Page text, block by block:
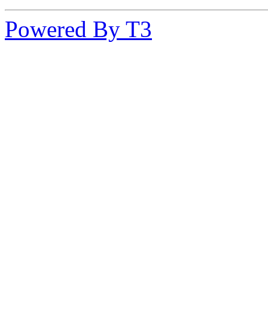
Powered By T3